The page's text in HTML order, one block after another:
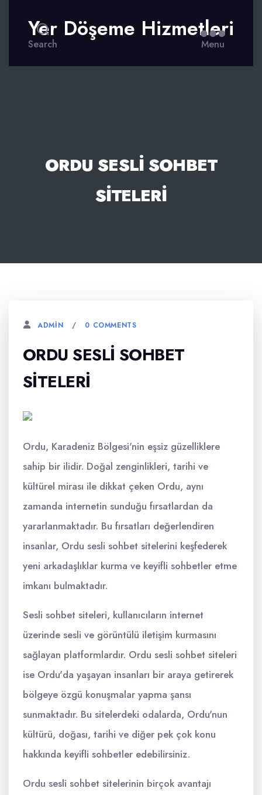
Search
Yer Döşeme Hizmetleri
Menu
ORDU SESLI SOHBET
SITELERI
ADMIN 0 COMMENTS
ORDU SESLI SOHBET
SITELERI
Ordu, Karadeniz Bölgesi'nin eşsiz güzelliklere
sahip bir ilidir. Doğal zenginlikleri, tarihi ve
kültürel mirası ile dikkat çeken Ordu, aynı
zamanda internetin sunduğu fırsatlardan da
yararlanmaktadır. Bu fırsatları değerlendiren
insanlar, Ordu sesli sohbet sitelerini keşfederek
yeni arkadaşlıklar kurma ve keyifli sohbetler etme
imkanı bulmaktadır.
Sesli sohbet siteleri, kullanıcıların internet
üzerinde sesli ve görüntülü iletişim kurmasını
sağlayan platformlardır. Ordu sesli sohbet siteleri
ise Ordu'da yaşayan insanları bir araya getirerek
bölgeye özgü konuşmalar yapma şansı
sunmaktadır. Bu sitelerdeki odalarda, Ordu'nun
kültürü, doğası, tarihi ve diğer pek çok konu
hakkında keyifli sohbetler edebilirsiniz.
Ordu sesli sohbet sitelerinin birçok avantajı